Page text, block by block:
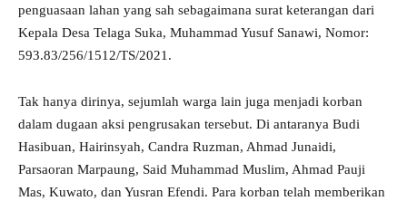
penguasaan lahan yang sah sebagaimana surat keterangan dari
Kepala Desa Telaga Suka, Muhammad Yusuf Sanawi, Nomor:
593.83/256/1512/TS/2021.
Tak hanya dirinya, sejumlah warga lain juga menjadi korban
dalam dugaan aksi pengrusakan tersebut. Di antaranya Budi
Hasibuan, Hairinsyah, Candra Ruzman, Ahmad Junaidi,
Parsaoran Marpaung, Said Muhammad Muslim, Ahmad Pauji
Mas, Kuwato, dan Yusran Efendi. Para korban telah memberikan